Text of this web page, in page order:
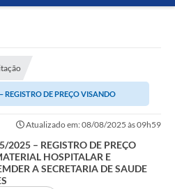
REGISTRO DE PREÇO VISANDO
E ODONTOLOGICO PARA...
Atualizado em: 08/08/2025 às 09h59
2025 – REGISTRO DE PREÇO
HOSPITALAR E
A SECRETARIA DE SAUDE